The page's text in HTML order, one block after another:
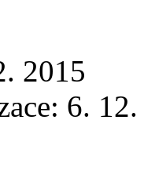
2015
6.